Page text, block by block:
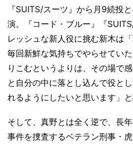
『SUITS/スーツ』から月9続投
演。『コード・ブルー』『
レッシュな新人役に挑む新木は
毎回新鮮な気持ちでやらせてい
りこむというよりは、その場で
と自分の中に落とし込んで役と
れるようにしたいと思います」と
そして、真野とは全く逆で、長
事件を捜査するベテラン刑事・